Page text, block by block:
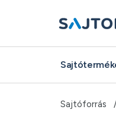
Sajtóforrás